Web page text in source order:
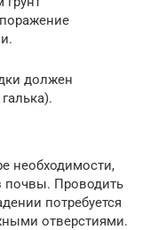
должен
необходимости,
почвы. Проводить
потребуется
отверстиями.